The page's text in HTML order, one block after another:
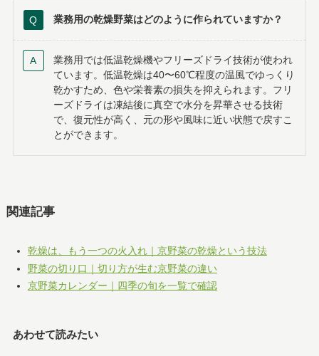
業務用の乾燥野菜はどのように作られていますか？
業務用では低温乾燥機やフリーズドライ技術が使われ
ています。低温乾燥は40〜60℃程度の温風でゆっくり
乾かすため、色や栄養素の損失を抑えられます。フリ
ーズドライは凍結後に真空で水分を昇華させる技術
で、復元性が高く、元の形や風味に近い状態で戻すこ
とができます。
関連記事
乾燥は、もう一つの火入れ｜京野菜の乾燥という技法
野菜の切り口｜切り方が生む京野菜の違い
京野菜カレンダー｜四季の旬を一覧で確認
あわせて読みたい